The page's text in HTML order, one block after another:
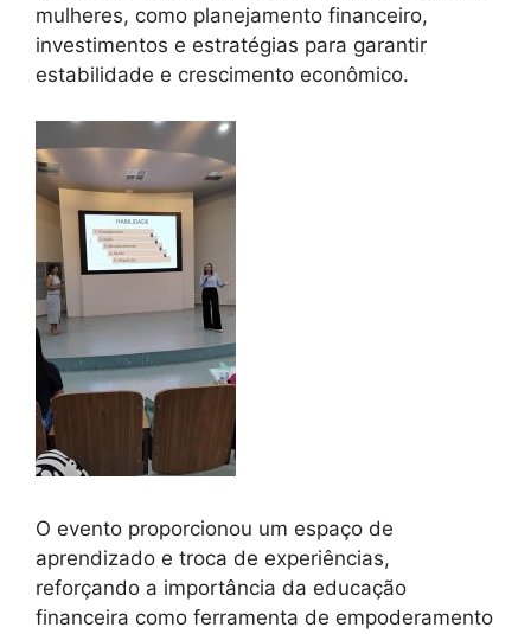
mulheres, como planejamento financeiro,
investimentos e estratégias para garantir
estabilidade e crescimento econômico.
O evento proporcionou um espaço de
aprendizado e troca de experiências,
reforçando a importância da educação
financeira como ferramenta de empoderamento